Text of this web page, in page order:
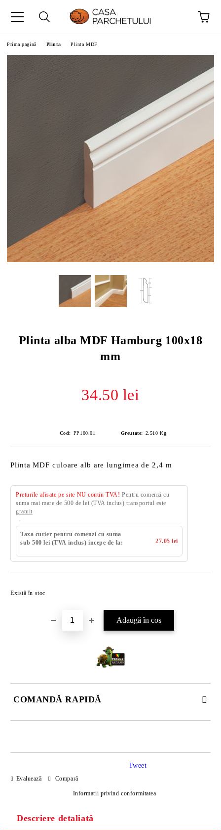
Prima pagină Plinta Plinta MDF
Plinta alba MDF Hamburg 100x18
mm
34.50 lei
Cod: PP100.01 Greutate: 2.510 Kg
Plinta MDF culoare alb are lungimea de 2,4 m
Preturile afisate pe site NU contin TVA! Pentru comenzi cu
suma mai mare de 500 de lei (TVA inclus) transportul este
gratuit
Taxa curier pentru comenzi cu suma
sub 500 lei (TVA inclus) incepe de la:
27.05 lei
Există în stoc
COMANDĂ RAPIDĂ
Sunt de acord cuPolitica de confidentialitate
Evaluează Compară
Informatii privind conformitatea
Tweet
Descriere detaliată